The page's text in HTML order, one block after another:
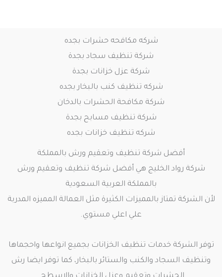
شركه مكافحه حشرات بجده
شركة تنظيف سجاد بجدة
شركة عزل خزانات بجدة
شركه تنظيف كنب بالبخار بجده
شركة مكافحة الحشرات بالدخان
شركة تنظيف مسابح بجدة
شركه تنظيف خزانات بجده
أفضل شركة تنظيف وتعقيم ورش بالمملكة
شركة رواد الخليج هي أفضل شركة تنظيف وتعقيم ورش
بالمملكة العربية السعودية
لأن الشركة تمتاز بالمميزات الكثيرة مثل العمالة المميزه المدربة
علي اعلي مستوي.
توفر الشركة خدمات تنظيف الخزانات بجميع انواعها واحجماها
وتنظيف السجاد والكنب والستائر بالبخار، كما توفر ايضا رش